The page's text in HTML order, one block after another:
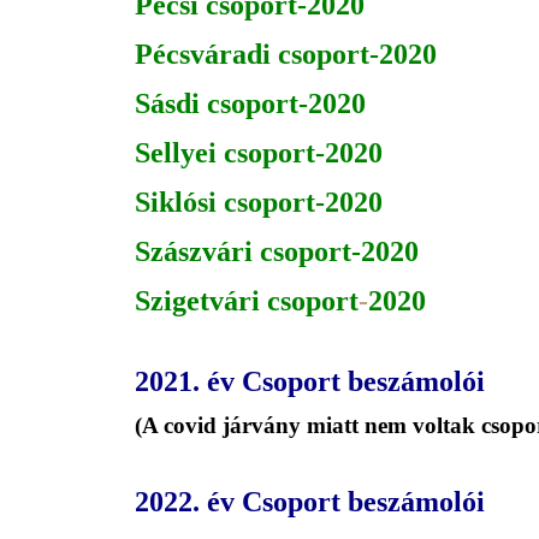
Pécsváradi csoport-2020
Sásdi csoport-2020
Sellyei csoport-2020
Siklósi csoport-2020
Szászvári csoport-2020
Szigetvári csoport-2020
2021. év Csoport beszámolói
(A covid járvány miatt nem voltak
2022. év Csoport beszámolói